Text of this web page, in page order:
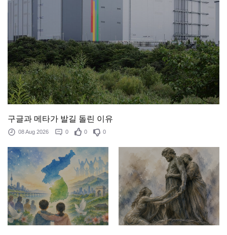
구글과 메타가 발길 돌린 이유
08 Aug 2026 0 0 0